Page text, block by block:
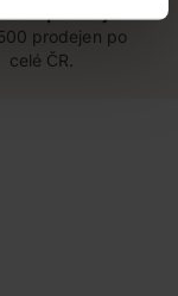
prodejen po
celé ČR.